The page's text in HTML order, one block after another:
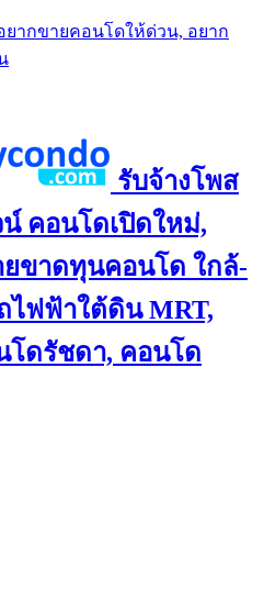
ากขายคอนโดให้ด่วน, อยาก
รับจ้างโพส
คอนโดเปิดใหม่,
ขาดทุนคอนโด ใกล้-
ไฟฟ้าใต้ดิน MRT,
ดรัชดา, คอนโด